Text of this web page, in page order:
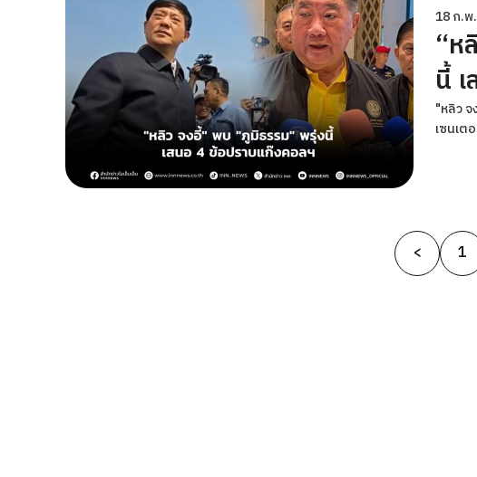
18 ก.พ
“ห
นี้
"หลิว
เซนเต
Posts
< 1